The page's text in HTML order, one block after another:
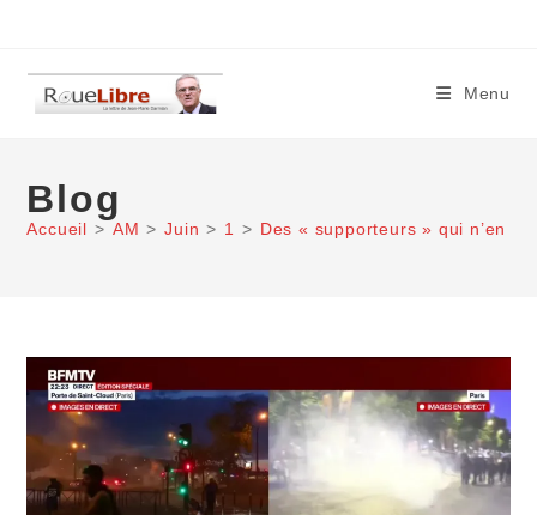
content
Menu
Blog
Accueil > AM > Juin > 1 > Des « supporteurs » qui n’en